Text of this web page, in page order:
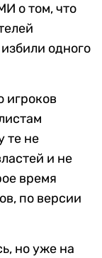
о том, что
одного
игроков
те не
и не
время
по версии
но уже на